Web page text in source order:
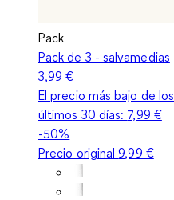
Pack
Pack de 3 - salvamedias
3,99 €
El precio más bajo de los
últimos 30 días: 7,99 €
-50%
Precio original9,99 €